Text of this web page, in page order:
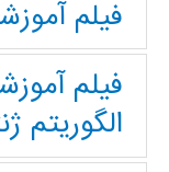
فیلم
فیلم
الگوریتم